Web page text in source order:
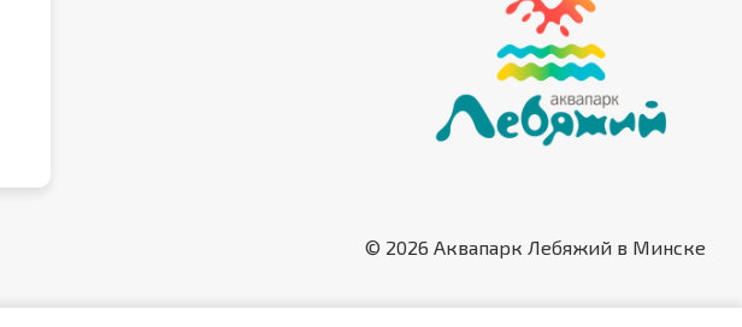
© 2026 Аквапарк Лебяжий в Минске